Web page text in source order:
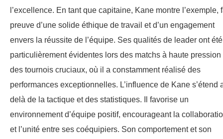
l’excellence. En tant que capitaine, Kane montre l’exemple,
preuve d’une solide éthique de travail et d’un engagement
envers la réussite de l’équipe. Ses qualités de leader ont été
particulièrement évidentes lors des matchs à haute pression
des tournois cruciaux, où il a constamment réalisé des
performances exceptionnelles. L’influence de Kane s’étend
delà de la tactique et des statistiques. Il favorise un
environnement d’équipe positif, encourageant la
et l’unité entre ses coéquipiers. Son comportement et son